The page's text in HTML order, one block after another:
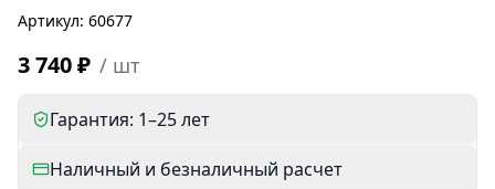
Артикул: 60677
3 740 ₽ / шт
Гарантия: 1–25 лет
Наличный и безналичный расчет